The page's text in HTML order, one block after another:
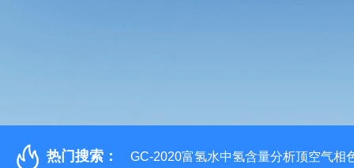
热门搜索： GC-2020富氢水中氢含量分析顶空气相